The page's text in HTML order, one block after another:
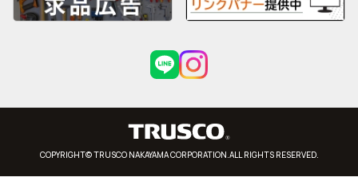
COPYRIGHT© TRUSCO NAKAYAMA CORPORATION.ALL RIGHTS RESERVED.